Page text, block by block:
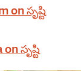
onసృష్టి
onసృష్టి